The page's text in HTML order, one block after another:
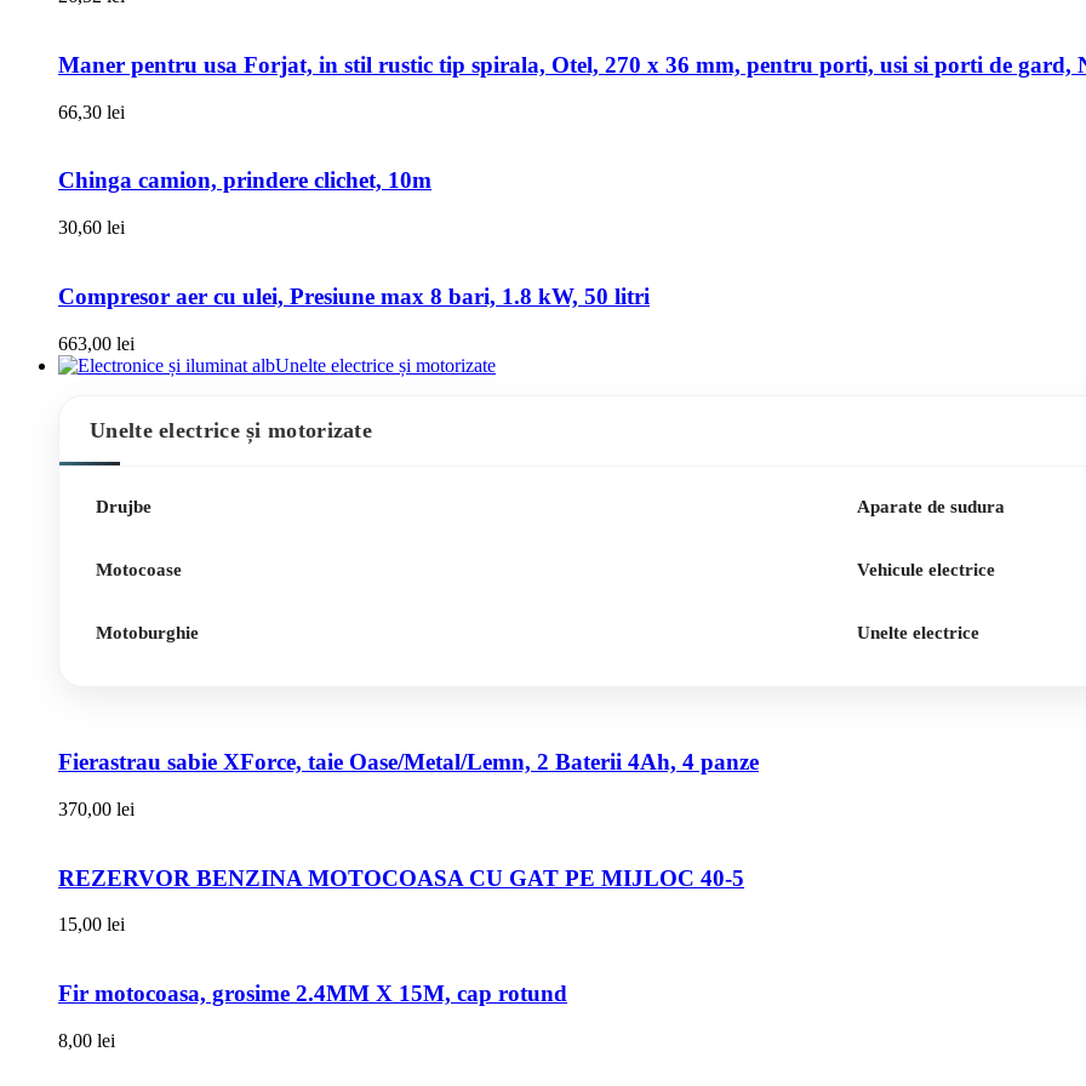
Maner pentru usa Forjat, in stil rustic tip spirala, Otel, 270 x 36 mm, pentru porti, usi si porti de gard,
66,30 lei
Chinga camion, prindere clichet, 10m
30,60 lei
Compresor aer cu ulei, Presiune max 8 bari, 1.8 kW, 50 litri
663,00 lei
Unelte electrice și motorizate
Unelte electrice și motorizate
Drujbe
Motocoase
Motoburghie
Aparate de sudura
Vehicule electrice
Unelte electrice
Fierastrau sabie XForce, taie Oase/Metal/Lemn, 2 Baterii 4Ah, 4 panze
370,00 lei
REZERVOR BENZINA MOTOCOASA CU GAT PE MIJLOC 40-5
15,00 lei
Fir motocoasa, grosime 2.4MM X 15M, cap rotund
8,00 lei